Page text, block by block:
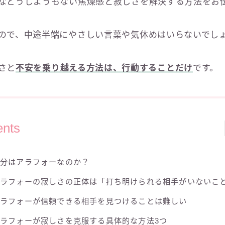
どうしようもない焦燥感と寂しさを解決する方法をお
で、中途半端にやさしい言葉や気休めはいらないでしょ
と不安を乗り越える方法は、行動することだけです。
はアラフォーなのか？
フォーの寂しさの正体は「打ち明けられる相手がいないこ
フォーが信頼できる相手を見つけることは難しい
フォーが寂しさを克服する具体的な方法3つ